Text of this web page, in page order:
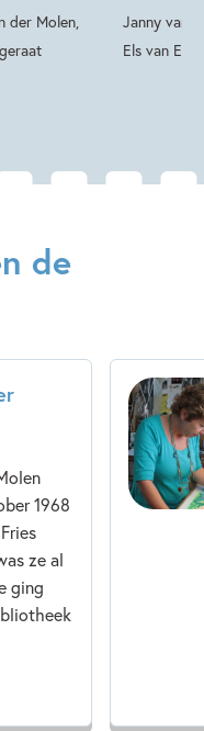
der Molen,
Janny van
Els van
de
1968
ze al
ging